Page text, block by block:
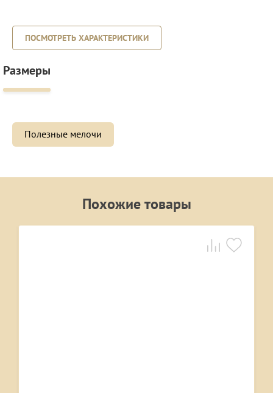
ПОСМОТРЕТЬ ХАРАКТЕРИСТИКИ
Размеры
Полезные мелочи
Похожие товары